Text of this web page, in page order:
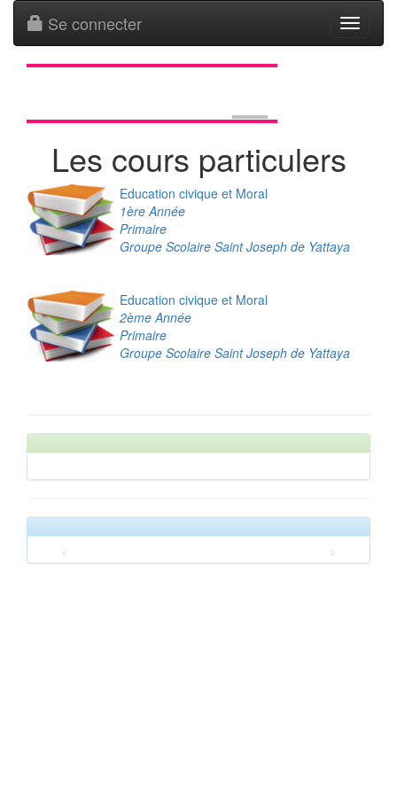
Toggle
Se connecter
Les cours particulers
Education civique et Moral
1ère Année
Primaire
Groupe Scolaire Saint Joseph de Yattaya
Education civique et Moral
2ème Année
Primaire
Groupe Scolaire Saint Joseph de Yattaya